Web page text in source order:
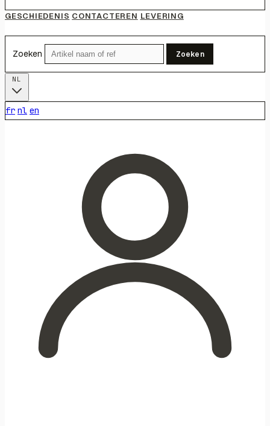
GESCHIEDENIS CONTACTEREN LEVERING
Zoeken Zoeken
fr nl en